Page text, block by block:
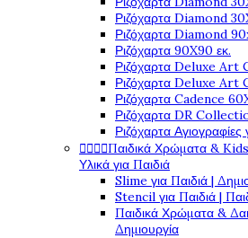
Ριζόχαρτα Diamond
Ριζόχαρτα Diamond
Ριζόχαρτα 90X90 εκ.
Ριζόχαρτα Deluxe Art
Ριζόχαρτα Deluxe Art
Ριζόχαρτα Cadence
Ριζόχαρτα DR
Ριζόχαρτα
Παιδικά Χρώματα &
Υλικά για Παιδιά
Slime για Παιδιά |
Stencil για Παιδιά |
Παιδικά Χρώματα &
Δημιουργία